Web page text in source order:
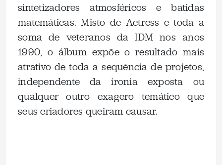
sintetizadores atmosféricos e batidas
matemáticas. Misto de Actress e toda a
soma de veteranos da IDM nos anos
1990, o álbum expõe o resultado mais
atrativo de toda a sequência de projetos,
independente da ironia exposta ou
qualquer outro exagero temático que
seus criadores queiram causar.